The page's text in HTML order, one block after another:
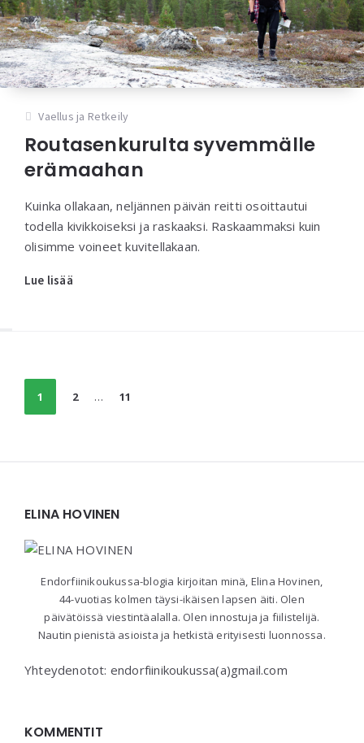
Vaellus ja Retkeily
Routasenkurulta syvemmälle
erämaahan
Kuinka ollakaan, neljännen päivän reitti osoittautui
todella kivikkoiseksi ja raskaaksi. Raskaammaksi kuin
olisimme voineet kuvitellakaan.
Lue lisää
Posts
navigation
1 2 … 11
ELINA HOVINEN
Endorfiinikoukussa-blogia kirjoitan minä, Elina Hovinen,
44-vuotias kolmen täysi-ikäisen lapsen äiti. Olen
päivätöissä viestintäalalla. Olen innostuja ja fiilistelijä.
Nautin pienistä asioista ja hetkistä erityisesti luonnossa.
Yhteydenotot: endorfiinikoukussa(a)gmail.com
KOMMENTIT